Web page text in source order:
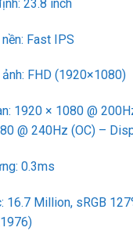
23.8 inch
Fast IPS
FHD (1920×1080)
1920 × 1080 @
@ 240Hz (OC) –
0.3ms
16.7 Million, sRGB